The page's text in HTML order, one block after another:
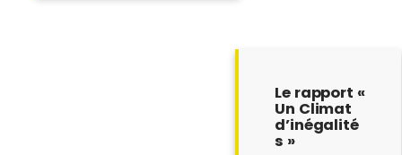
Le rapport «
Un Climat
d’inégalité
s »